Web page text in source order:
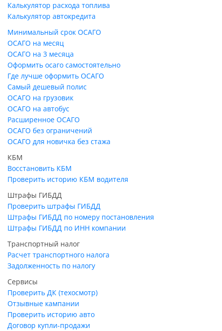
Калькулятор расхода топлива
Калькулятор автокредита
Минимальный срок ОСАГО
ОСАГО на месяц
ОСАГО на 3 месяца
Оформить осаго самостоятельно
Где лучше оформить ОСАГО
Самый дешевый полис
ОСАГО на грузовик
ОСАГО на автобус
Расширенное ОСАГО
ОСАГО без ограничений
ОСАГО для новичка без стажа
КБМ
Восстановить КБМ
Проверить историю КБМ водителя
Штрафы ГИБДД
Проверить штрафы ГИБДД
Штрафы ГИБДД по номеру постановления
Штрафы ГИБДД по ИНН компании
Транспортный налог
Расчет транспортного налога
Задолженность по налогу
Сервисы
Проверить ДК (техосмотр)
Отзывные кампании
Проверить историю авто
Договор купли-продажи